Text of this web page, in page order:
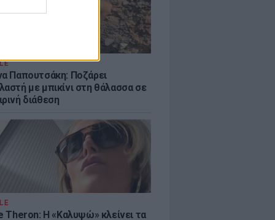
Παπουτσάκη: Ποζάρει
με μπικίνι στη θάλασσα σε
διάθεση
Theron: Η «Καλυψώ» κλείνει τα